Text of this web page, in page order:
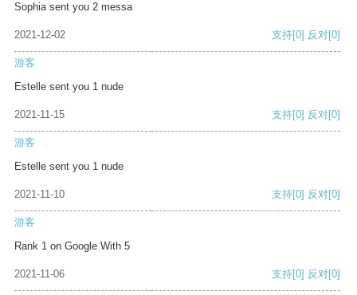
Sophia sent you 2 messa
2021-12-02 支持[0] 反对[0]
游客
Estelle sent you 1 nude
2021-11-15 支持[0] 反对[0]
游客
Estelle sent you 1 nude
2021-11-10 支持[0] 反对[0]
游客
Rank 1 on Google With 5
2021-11-06 支持[0] 反对[0]